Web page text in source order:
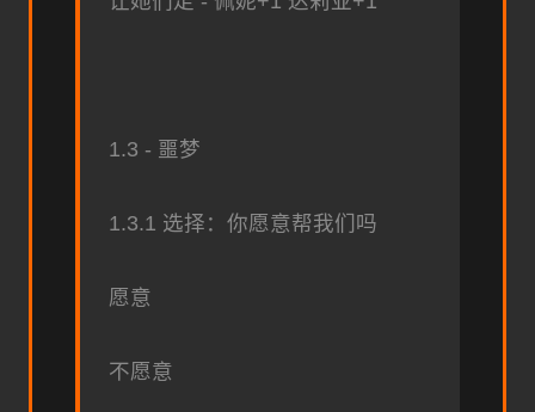
1.3 - 噩梦
1.3.1 选择：你愿意帮我们吗
愿意
不愿意